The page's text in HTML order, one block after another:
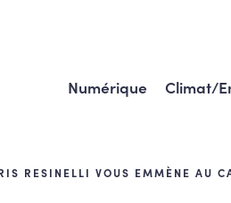
Numérique Climat/
RESINELLI VOUS EMMÈNE AU